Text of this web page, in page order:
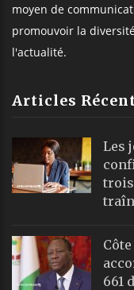
moyen de
promouvoir la
l'actualité.
Articles
Les
trois
661